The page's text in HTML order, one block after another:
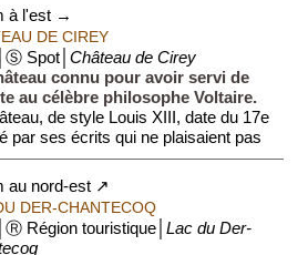
à l'est →
DE CIREY
Spot│Château de Cirey
connu pour avoir servi de
au célèbre philosophe Voltaire.
de style Louis XIII, date du 17e
par ses écrits qui ne plaisaient pas
au nord-est ↗
DER-CHANTECOQ
Région touristique│Lac du Der-